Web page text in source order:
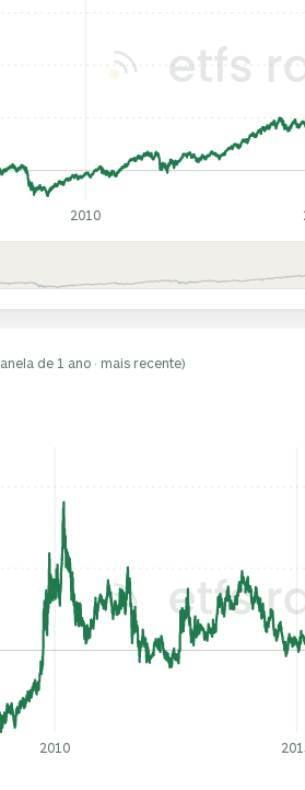
2010
de 1 ano · mais recente)
2010